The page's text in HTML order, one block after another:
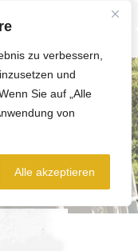
zu verbessern,
und
Sie auf „Alle
von
Alle akzeptieren